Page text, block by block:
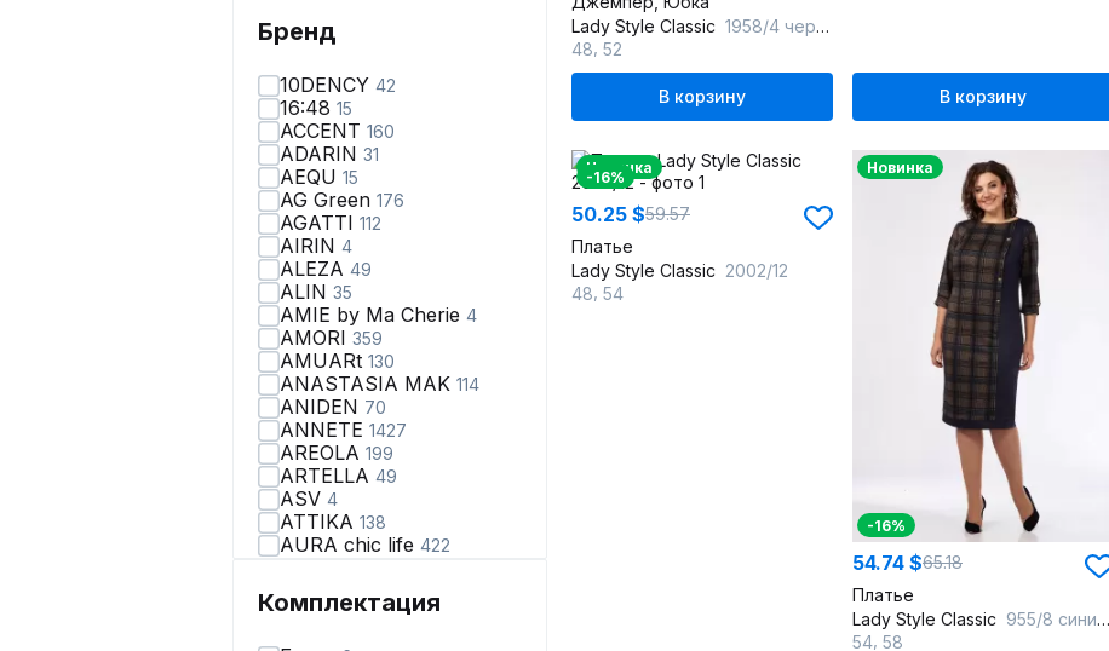
Бренд
10DENCY 42
16:48 15
ACCENT 160
ADARIN 31
AEQU 15
AG Green 176
AGATTI 112
AIRIN 4
ALEZA 49
ALIN 35
AMIE by Ma Сherie 4
AMORI 359
AMUARt 130
ANASTASIA MAK 114
ANIDEN 70
ANNETE 1427
AREOLA 199
ARTELLA 49
ASV 4
ATTIKA 138
AURA chic life 422
AVEEVA66
Комплектация
Lady Style Classic 1958/4 черный_с_молочным
48 52
В корзину В корзину
Новинка
-16%
50.25 $59.57
Платье
Lady Style Classic 2002/12
48 54
Новинка
-16%
54.74 $65.18
Платье
Lady Style Classic 955/8 синиий-хаки
54 58